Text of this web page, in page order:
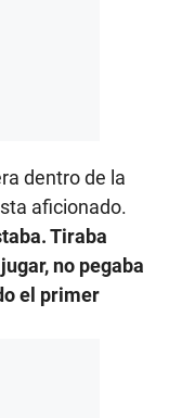
dentro de la
aficionado.
Tiraba
no pegaba
el primer